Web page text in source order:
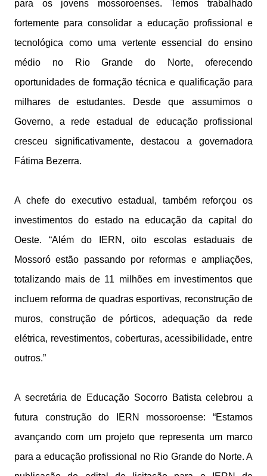
para os jovens mossoroenses. Temos trabalhado
fortemente para consolidar a educação profissional e
tecnológica como uma vertente essencial do ensino
médio no Rio Grande do Norte, oferecendo
oportunidades de formação técnica e qualificação para
milhares de estudantes. Desde que assumimos o
Governo, a rede estadual de educação profissional
cresceu significativamente, destacou a governadora
Fátima Bezerra.
A chefe do executivo estadual, também reforçou os
investimentos do estado na educação da capital do
Oeste. “Além do IERN, oito escolas estaduais de
Mossoró estão passando por reformas e ampliações,
totalizando mais de 11 milhões em investimentos que
incluem reforma de quadras esportivas, reconstrução de
muros, construção de pórticos, adequação da rede
elétrica, revestimentos, coberturas, acessibilidade, entre
outros.”
A secretária de Educação Socorro Batista celebrou a
futura construção do IERN mossoroense: “Estamos
avançando com um projeto que representa um marco
para a educação profissional no Rio Grande do Norte. A